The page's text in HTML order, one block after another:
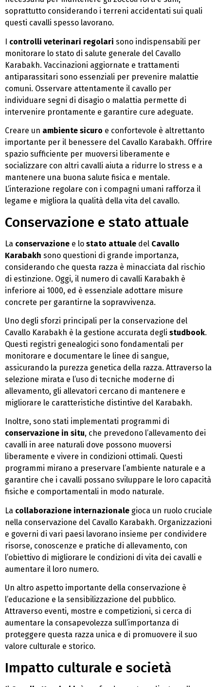
soprattutto considerando i terreni accidentati sui quali
questi cavalli spesso lavorano.
I controlli veterinari regolari sono indispensabili per
monitorare lo stato di salute generale del Cavallo
Karabakh. Vaccinazioni aggiornate e trattamenti
antiparassitari sono essenziali per prevenire malattie
comuni. Osservare attentamente il cavallo per
individuare segni di disagio o malattia permette di
intervenire prontamente e garantire cure adeguate.
Creare un ambiente sicuro e confortevole è altrettanto
importante per il benessere del Cavallo Karabakh. Offrire
spazio sufficiente per muoversi liberamente e
socializzare con altri cavalli aiuta a ridurre lo stress e a
mantenere una buona salute fisica e mentale.
L’interazione regolare con i compagni umani rafforza il
legame e migliora la qualità della vita del cavallo.
Conservazione e stato attuale
La conservazione e lo stato attuale del Cavallo
Karabakh sono questioni di grande importanza,
considerando che questa razza è minacciata dal rischio
di estinzione. Oggi, il numero di cavalli Karabakh è
inferiore ai 1000, ed è essenziale adottare misure
concrete per garantirne la sopravvivenza.
Uno degli sforzi principali per la conservazione del
Cavallo Karabakh è la gestione accurata degli studbook.
Questi registri genealogici sono fondamentali per
monitorare e documentare le linee di sangue,
assicurando la purezza genetica della razza. Attraverso la
selezione mirata e l’uso di tecniche moderne di
allevamento, gli allevatori cercano di mantenere e
migliorare le caratteristiche distintive del Karabakh.
Inoltre, sono stati implementati programmi di
conservazione in situ, che prevedono l’allevamento dei
cavalli in aree naturali dove possono muoversi
liberamente e vivere in condizioni ottimali. Questi
programmi mirano a preservare l’ambiente naturale e a
garantire che i cavalli possano sviluppare le loro capacità
fisiche e comportamentali in modo naturale.
La collaborazione internazionale gioca un ruolo cruciale
nella conservazione del Cavallo Karabakh. Organizzazioni
e governi di vari paesi lavorano insieme per condividere
risorse, conoscenze e pratiche di allevamento, con
l’obiettivo di migliorare le condizioni di vita dei cavalli e
aumentare il loro numero.
Un altro aspetto importante della conservazione è
l’educazione e la sensibilizzazione del pubblico.
Attraverso eventi, mostre e competizioni, si cerca di
aumentare la consapevolezza sull’importanza di
proteggere questa razza unica e di promuovere il suo
valore culturale e storico.
Impatto culturale e società